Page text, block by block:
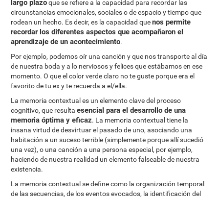
largo plazoque se refiere a la capacidad para recordar las
circunstancias emocionales, sociales o de espacio y tiempo que
rodean un hecho. Es decir, es la capacidad quenos permite
recordar los diferentes aspectos que acompañaron el
aprendizaje de un acontecimiento.
Por ejemplo, podemos oír una canción y que nos transporte al día
de nuestra boda y a lo nerviosos y felices que estábamos en ese
momento. O que el color verde claro no te guste porque era el
favorito de tu ex y te recuerda a el/ella.
La memoria contextual es un elemento clave del proceso
cognitivo, que resultaesencial para el desarrollo de una
memoria óptima y eficaz. La memoria contextual tiene la
insana virtud de desvirtuar el pasado de uno, asociando una
habitación a un suceso terrible (simplemente porque allí sucedió
una vez), o una canción a una persona especial, por ejemplo,
haciendo de nuestra realidad un elemento falseable de nuestra
existencia.
La memoria contextual se define como la organización temporal
de las secuencias, de los eventos evocados, la identificación del